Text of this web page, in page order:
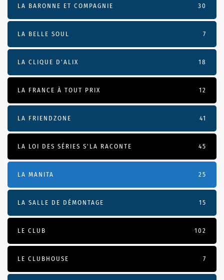
LA BARONNE ET COMPAGNIE 30
LA BELLE SOUL 7
LA CLIQUE D'ALIX 18
LA FRANCE À TOUT PRIX 12
LA FRIENDZONE 41
LA LOI DES SÉRIES S'LA RACONTE 45
LA MANITA 25
LA SALLE DE DÉMONTAGE 15
LE CLUB 102
LE CLUBHOUSE 7